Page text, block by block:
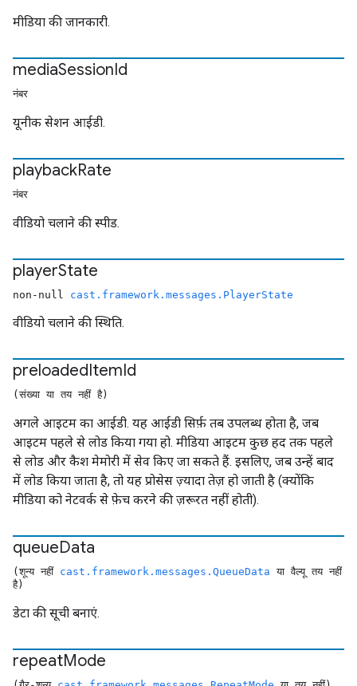
मीडिया की जानकारी.
mediaSessionId
नंबर
यूनीक सेशन आईडी.
playbackRate
नंबर
वीडियो चलाने की स्पीड.
playerState
non-null cast.framework.messages.PlayerState
वीडियो चलाने की स्थिति.
preloadedItemId
(संख्या या तय नहीं है)
अगले आइटम का आईडी. यह आईडी सिर्फ़ तब उपलब्ध होता है, जब
आइटम पहले से लोड किया गया हो. मीडिया आइटम कुछ हद तक पहले
से लोड और कैश मेमोरी में सेव किए जा सकते हैं. इसलिए, जब उन्हें बाद
में लोड किया जाता है, तो यह प्रोसेस ज़्यादा तेज़ हो जाती है (क्योंकि
मीडिया को नेटवर्क से फ़ेच करने की ज़रूरत नहीं होती).
queueData
(शून्य नहीं cast.framework.messages.QueueData या वैल्यू तय नहीं
है)
डेटा की सूची बनाएं.
repeatMode